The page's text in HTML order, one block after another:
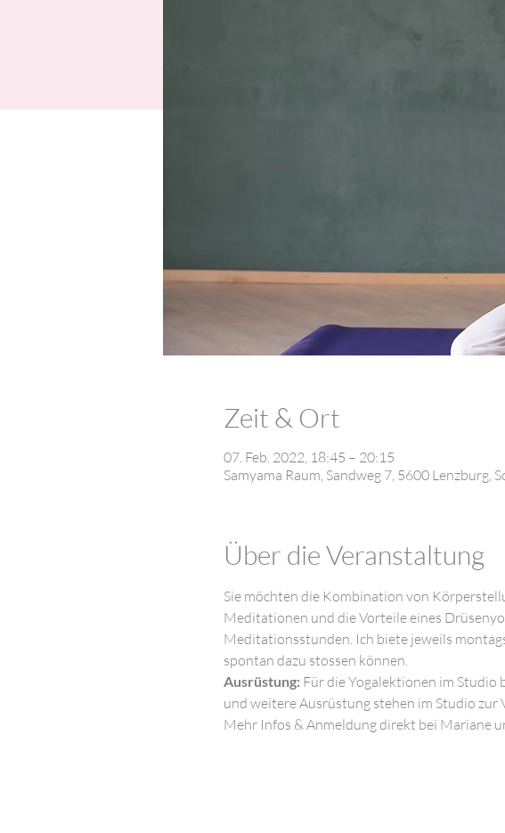
Zeit & Ort
07. Feb. 2022, 18:45 – 20:15
Samyama Raum, Sandweg 7, 5600 Lenzburg,
Über die Veranstaltung
Sie möchten die Kombination von
Meditationen und die Vorteile eines
Meditationsstunden. Ich biete jeweils
spontan dazu stossen können.
Ausrüstung: Für die Yogalektionen im Studio
und weitere Ausrüstung stehen im Studio zur
Mehr Infos & Anmeldung direkt bei Mariane